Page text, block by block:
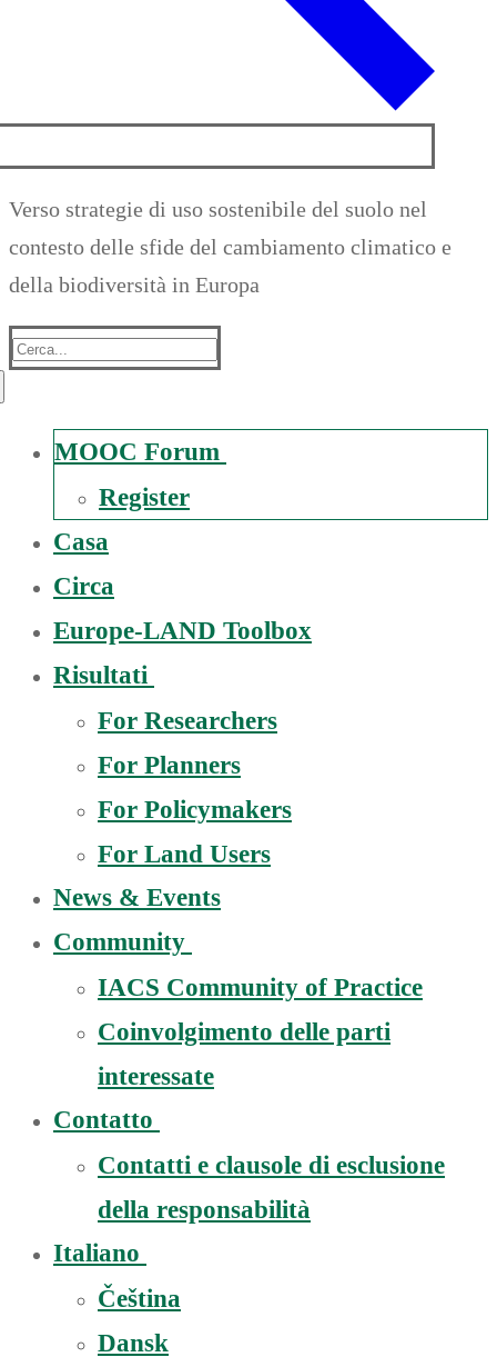
Verso strategie di uso sostenibile del suolo nel
contesto delle sfide del cambiamento climatico e
della biodiversità in Europa
Suche
MOOC Forum
Register
Casa
Circa
Europe-LAND Toolbox
Risultati
For Researchers
For Planners
For Policymakers
For Land Users
News & Events
Community
IACS Community of Practice
Coinvolgimento delle parti
interessate
Contatto
Contatti e clausole di esclusione
della responsabilità
Italiano
Čeština
Dansk